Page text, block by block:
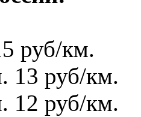
руб/км.
13 руб/км.
12 руб/км.